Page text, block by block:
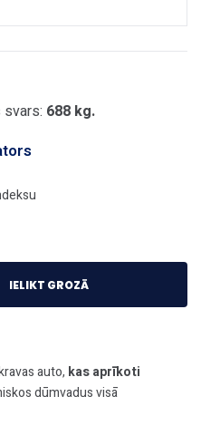
svars: 688 kg.
IELIKT GROZĀ
auto, kas aprīkoti
dūmvadus visā